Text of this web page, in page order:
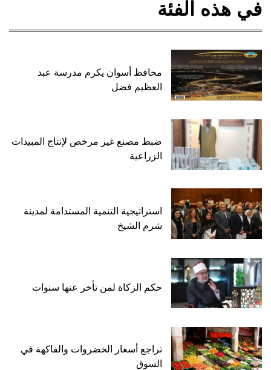
في هذه الفئة
محافظ أسوان يكرم مدرسة عبد
العظيم فضل
ضبط مصنع غير مرخص لإنتاج المبيدات
الزراعية
استراتيجية التنمية المستدامة لمدينة
شرم الشيخ
حكم الزكاة لمن تأخر عنها سنوات
تراجع أسعار الخضروات والفاكهة في
السوق